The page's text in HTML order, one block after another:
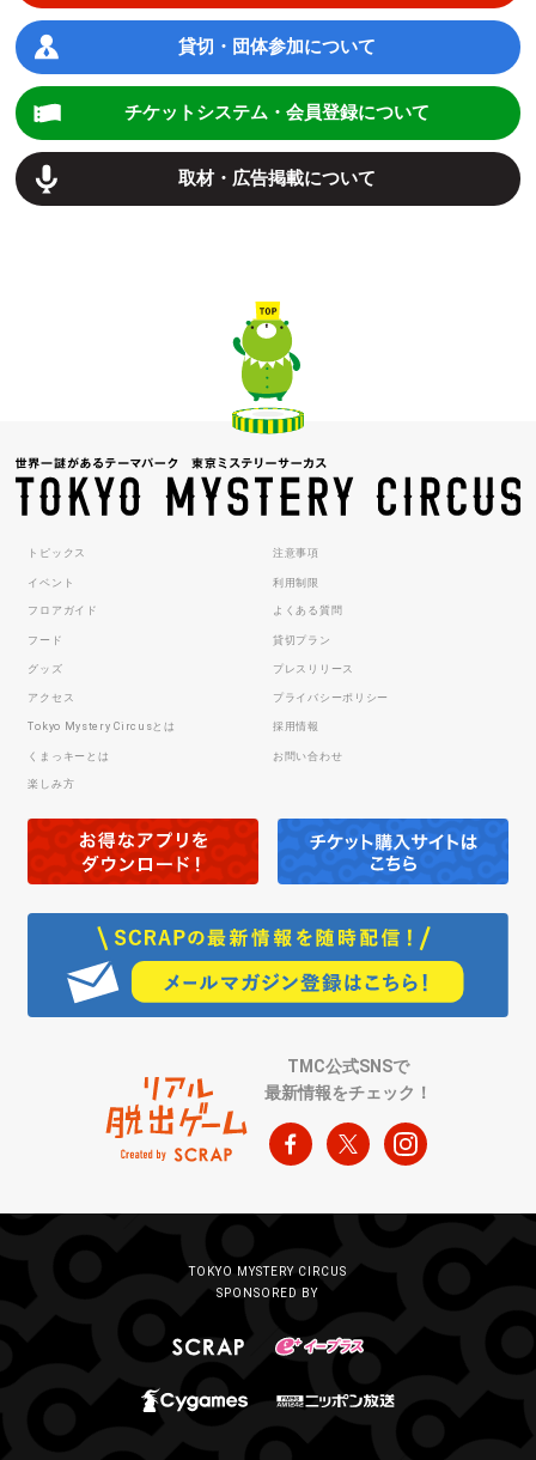
貸切・団体参加について
チケットシステム・会員登録について
取材・広告掲載について
トピックス
イベント
フロアガイド
フード
グッズ
アクセス
Tokyo Mystery Circusとは
くまっキーとは
楽しみ方
注意事項
利用制限
よくある質問
貸切プラン
プレスリリース
プライバシーポリシー
採用情報
お問い合わせ
TMC公式SNSで
最新情報をチェック！
TOKYO MYSTERY CIRCUS
SPONSORED BY